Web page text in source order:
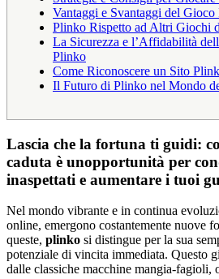
Vantaggi e Svantaggi del
Plinko Rispetto ad Altri Giochi
La Sicurezza e l’Affidabilità
Plinko
Come Riconoscere un Sito
Il Futuro di Plinko nel Mondo
Lascia che la fortuna ti guidi:
caduta è unopportunità per
inaspettati e aumentare i tuoi
Nel mondo vibrante e in continua
online, emergono costantemente nuove
queste, plinko si distingue per la sua
potenziale di vincita immediata. Questo
dalle classiche macchine mangia-fagioli,